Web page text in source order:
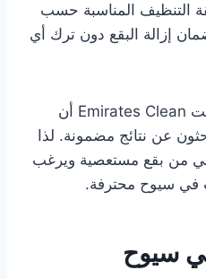
التنظيف المناسبة حسب
إزالة البقع دون ترك أي
بفضل هذه الخبرة، استطاعت Emirates Clean أن
عن نتائج مضمونة. لذا
من بقع مستعصية ويرغب
في سيوح محترفة.
سيوح